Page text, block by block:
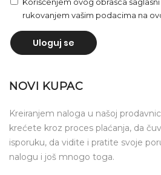
rukovanjem vašim podacima na
Uloguj se
NOVI KUPAC
Kreiranjem naloga u našoj
krećete kroz proces plaćanja, da
isporuku, da vidite i pratite svoje
nalogu i još mnogo toga.